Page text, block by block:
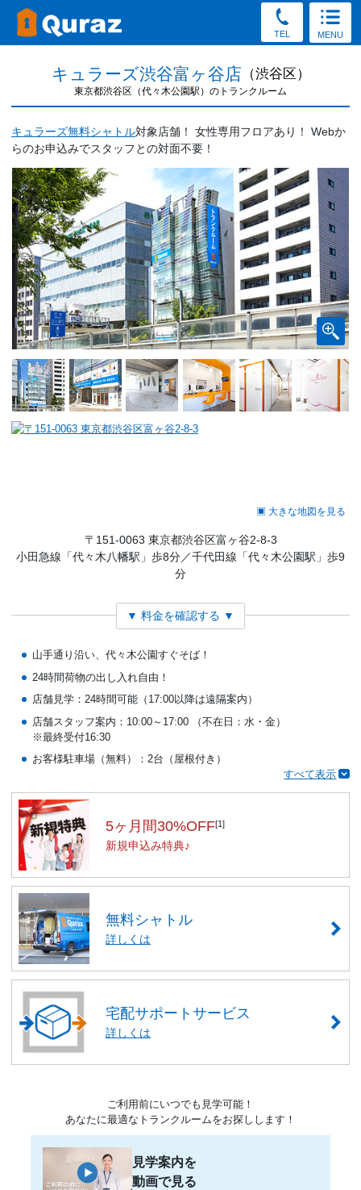
TEL MENU
キュラーズ渋谷富ヶ谷店 （渋谷区）
東京都渋谷区（代々木公園駅）のトランクルーム
キュラーズ無料シャトル対象店舗！ 女性専用フロアあり！ Webか
らのお申込みでスタッフとの対面不要！
▣ 大きな地図を見る
〒151-0063 東京都渋谷区富ヶ谷2-8-3
小田急線「代々木八幡駅」歩8分／千代田線「代々木公園駅」歩9
分
▼ 料金を確認する ▼
山手通り沿い、代々木公園すぐそば！
24時間荷物の出し入れ自由！
店舗見学：24時間可能（17:00以降は遠隔案内）
店舗スタッフ案内：10:00～17:00
（不在日：水・金）
※最終受付16:30
お客様駐車場（無料）：2台（屋根付き）
すべて表示
5ヶ月間30%OFF[1]
新規申込み特典♪
無料シャトル
詳しくは
宅配サポートサービス
詳しくは
ご利用前にいつでも見学可能！
あなたに最適なトランクルームをお探しします！
見学案内を
動画で見る